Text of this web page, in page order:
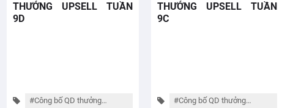
THƯỞNG UPSELL TUẦN
9D
#Công bố QD thưởng
THƯỞNG UPSELL TUẦN
9C
#Công bố QD thưởng